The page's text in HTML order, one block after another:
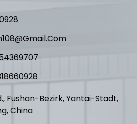
Fushan-Bezirk, Yantai-Stadt,
China